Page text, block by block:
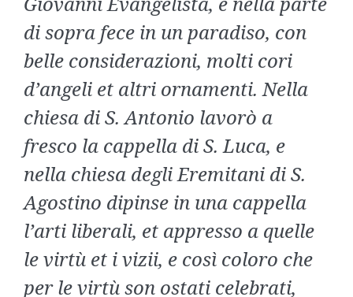
di sopra fece in un paradiso, con
belle considerazioni, molti cori
d’angeli et altri ornamenti. Nella
chiesa di S. Antonio lavorò a
fresco la cappella di S. Luca, e
nella chiesa degli Eremitani di S.
Agostino dipinse in una cappella
l’arti liberali, et appresso a quelle
le virtù et i vizii, e così coloro che
per le virtù son ostati celebrati,